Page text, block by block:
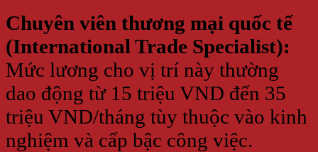
Chuyên viên thương mại quốc tế
(International Trade Specialist):
Mức lương cho vị trí này thường
dao động từ 15 triệu VND đến 35
triệu VND/tháng tùy thuộc vào kinh
nghiệm và cấp bậc công việc.